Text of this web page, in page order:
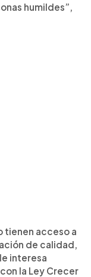
humildes”,
tienen acceso a
de calidad,
interesa
la Ley Crecer